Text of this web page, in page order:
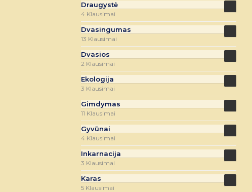
Draugystė
4 Klausimai
Dvasingumas
13 Klausimai
Dvasios
2 Klausimai
Ekologija
3 Klausimai
Gimdymas
11 Klausimai
Gyvūnai
4 Klausimai
Inkarnacija
3 Klausimai
Karas
5 Klausimai